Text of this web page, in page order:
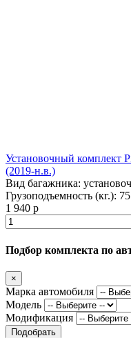
Установочный комплект
(2019-н.в.)
Вид багажника:
Грузоподъемность (кг.): 75
1 940 р
Подбор комплекта по
×
Марка автомобиля
Модель
Модификация
Подобрать